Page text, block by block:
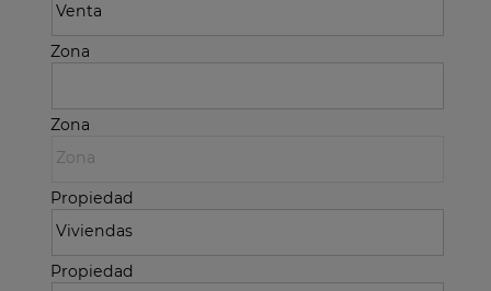
Zona
Zona
Propiedad
Propiedad